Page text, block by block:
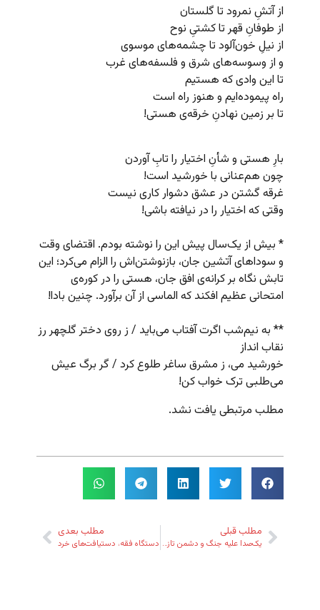
از آتشِ نمرود تا گلستان
از طوفانِ قهر تا کشتیِ نوح
از نیلِ خون‌آلود تا چشمه‌های موسوی
و از وسوسه‌های شرق و فلسفه‌های غرب
تا این وادی که هستیم
راه پیموده‌ایم و هنوز راه است
تا بر زمین نهادنِ خرقه‌ی هستی!
بارِ هستی و شأنِ اختیار را تابِ آوردن
چون هم‌عنانی با خورشید است!
غرقه گشتن در عشق دشوار کاری نیست
وقتی که اختیار را در نیافته باشی!
* بیش از یک‌سال پیش این را نوشته بودم. اقتضای وقت
و سوداهای آتشین جان، بازنوشتن‌اش را الزام می‌کرد؛ این
تابش نگاه بر کرانه‌ی افق جان، هستی را در کوره‌ی
امتحانی عظیم افکند که الماسی از آن برآورد. چنین بادا!
** به نیم‌شب اگرت آفتاب می‌باید / ز روی دختر گلچهر رز
نقاب انداز
خورشید می، ز مشرق ساغر طلوع کرد / گر برگ عیش
می‌طلبی ترک خواب کن!
مطلب مرتبطی یافت نشد.
مطلب قبلی
یک‌صدا علیه جنگ و دشمن تازه‌ی دموکراسی
مطلب بعدی
دستگاه فقه، دستیافت‌های خرد